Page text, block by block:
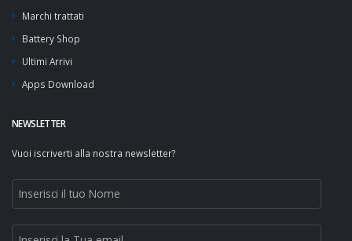
Marchi trattati
Battery Shop
Ultimi Arrivi
Apps Download
NEWSLETTER
Vuoi iscriverti alla nostra newsletter?